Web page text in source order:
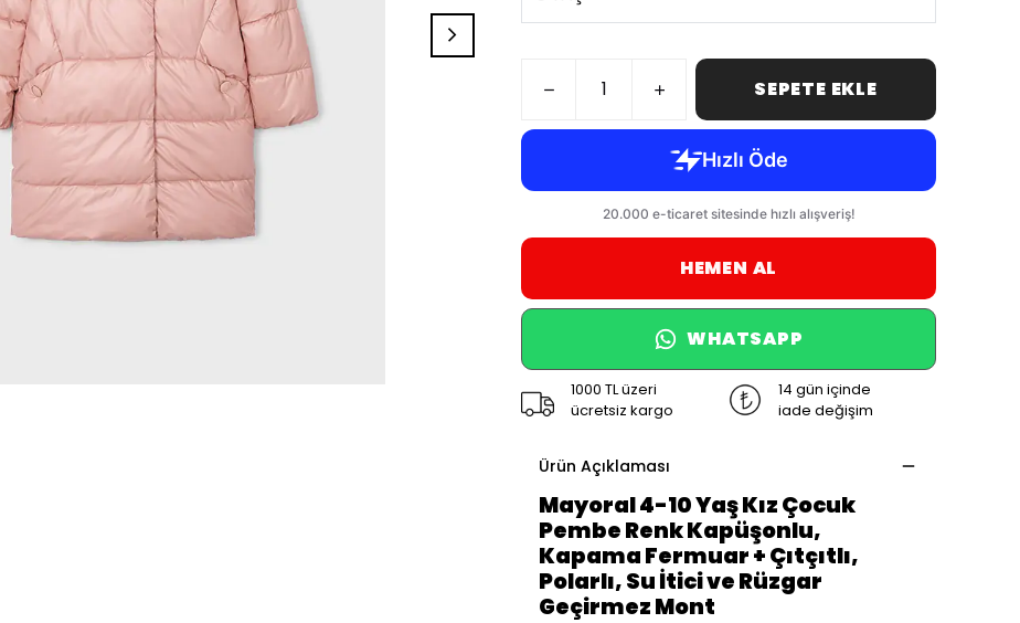
SEPETE EKLE
HEMEN AL
WHATSAPP
1000 TL üzeri
ücretsiz kargo
14 gün içinde
iade değişim
Ürün Açıklaması
Mayoral 4-10 Yaş Kız Çocuk
Pembe Renk Kapüşonlu,
Kapama Fermuar + Çıtçıtlı,
Polarlı, Su İtici ve Rüzgar
Geçirmez Mont